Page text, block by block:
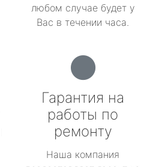
любом случае будет у
Вас в течении часа.
Гарантия на
работы по
ремонту
Наша компания